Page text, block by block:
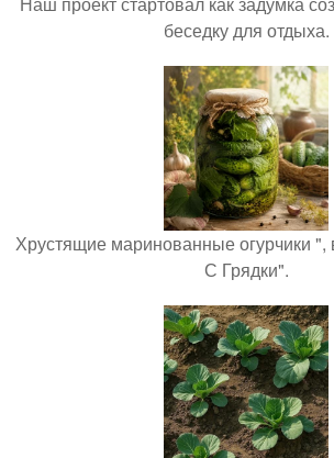
беседку для отдыха.
Хрустящие маринованные огурчики ",
С Грядки".